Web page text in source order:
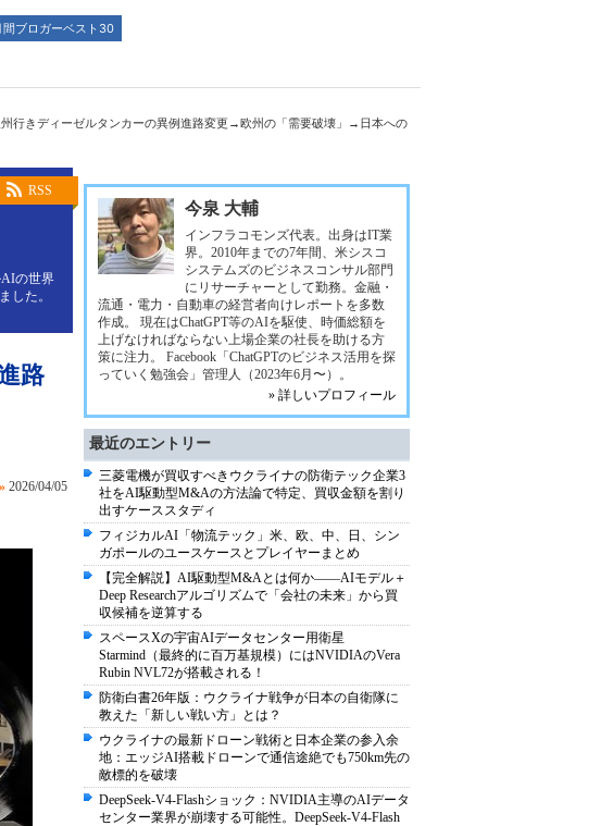
間ブロガーベスト30
行きディーゼルタンカーの異例進路変更→欧州の「需要破壊」→日本への
RSS
の世界
した。
路
» 2026/04/05
今泉 大輔
インフラコモンズ代表。出身はIT業
界。2010年までの7年間、米シスコ
システムズのビジネスコンサル部門
にリサーチャーとして勤務。金融・
流通・電力・自動車の経営者向けレポートを多数
作成。 現在はChatGPT等のAIを駆使、時価総額を
上げなければならない上場企業の社長を助ける方
策に注力。 Facebook「ChatGPTのビジネス活用を探
っていく勉強会」管理人（2023年6月〜）。
» 詳しいプロフィール
最近のエントリー
三菱電機が買収すべきウクライナの防衛テック企業3
社をAI駆動型M&Aの方法論で特定、買収金額を割り
出すケーススタディ
フィジカルAI「物流テック」米、欧、中、日、シン
ガポールのユースケースとプレイヤーまとめ
【完全解説】AI駆動型M&Aとは何か――AIモデル＋
Deep Researchアルゴリズムで「会社の未来」から買
収候補を逆算する
スペースXの宇宙AIデータセンター用衛星
Starmind（最終的に百万基規模）にはNVIDIAのVera
Rubin NVL72が搭載される！
防衛白書26年版：ウクライナ戦争が日本の自衛隊に
教えた「新しい戦い方」とは？
ウクライナの最新ドローン戦術と日本企業の参入余
地：エッジAI搭載ドローンで通信途絶でも750km先の
敵標的を破壊
DeepSeek-V4-Flashショック：NVIDIA主導のAIデータ
センター業界が崩壊する可能性。DeepSeek-V4-Flash